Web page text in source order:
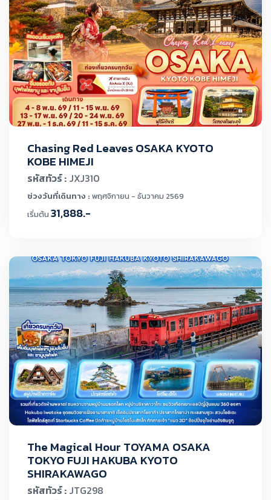
Chasing Red Leaves OSAKA KYOTO
KOBE HIMEJI
รหัสทัวร์ : JXJ310
ช่วงวันที่เดินทาง : พฤศจิกายน - ธันวาคม 2569
เริ่มต้น 31,888.-
The Magical Hour TOYAMA OSAKA
TOKYO FUJI HAKUBA KYOTO
SHIRAKAWAGO
รหัสทัวร์ : JTG298